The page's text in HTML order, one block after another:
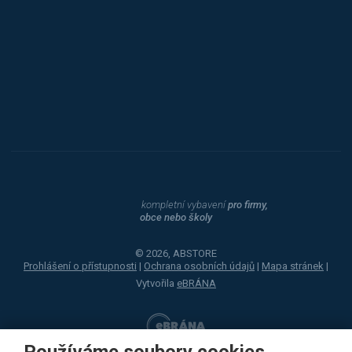
kompletní vybavenípro firmy,
obce nebo školy
© 2026, ABSTORE
Prohlášení o přístupnosti | Ochrana osobních údajů | Mapa stránek |
Vytvořila eBRÁNA